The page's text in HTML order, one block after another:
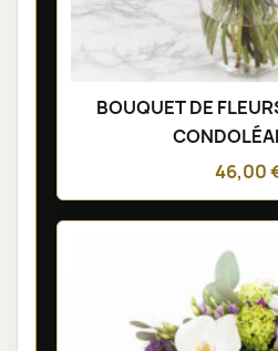
BOUQUET DE
46,00